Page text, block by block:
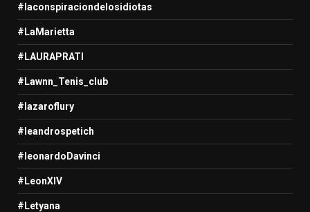
#laconspiraciondelosidiotas
#LaMarietta
#LAURAPRATI
#Lawnn_Tenis_club
#lazaroflury
#leandrospetich
#leonardoDavinci
#LeonXIV
#Letyana